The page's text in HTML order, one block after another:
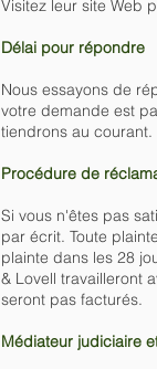
Visitez leur site Web
Délai pour répondre
Nous essayons de
votre demande est
tiendrons au courant.
Procédure de
Si vous n'êtes pas
par écrit. Toute
plainte dans les 28
& Lovell travailleront
seront pas facturés.
Médiateur judiciaire